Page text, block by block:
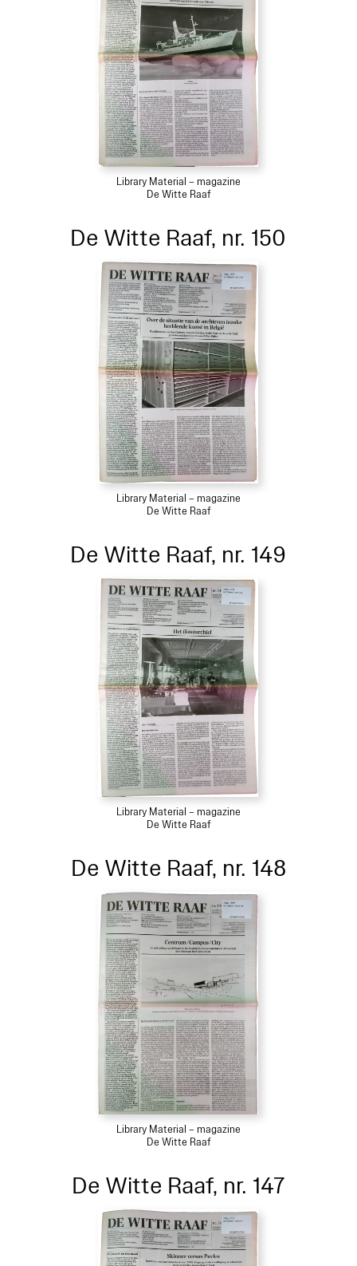
Library Material – magazine
De Witte Raaf
De Witte Raaf, nr. 150
Library Material – magazine
De Witte Raaf
De Witte Raaf, nr. 149
Library Material – magazine
De Witte Raaf
De Witte Raaf, nr. 148
Library Material – magazine
De Witte Raaf
De Witte Raaf, nr. 147